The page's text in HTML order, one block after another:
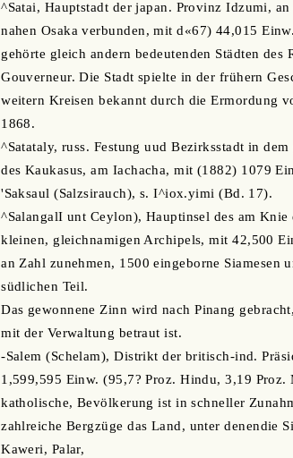
^Satai, Hauptstadt der japan. Provinz Idzumi,
nahen Osaka verbunden, mit d«67) 44,015
gehörte gleich andern bedeutenden Städten
Gouverneur. Die Stadt spielte in der frühern
weitern Kreisen bekannt durch die Ermordung
1868.
^Satataly, russ. Festung uud Bezirksstadt in
des Kaukasus, am Iachacha, mit (1882) 1079
'Saksaul (Salzsirauch), s. I^iox.yimi (Bd. 17).
^SalangalI unt Ceylon), Hauptinsel des am
kleinen, gleichnamigen Archipels, mit 42,500
an Zahl zunehmen, 1500 eingeborne
südlichen Teil.
Das gewonnene Zinn wird nach Pinang
mit der Verwaltung betraut ist.
-Salem (Schelam), Distrikt der britisch-ind.
1,599,595 Einw. (95,7? Proz. Hindu, 3,19
katholische, Bevölkerung ist in schneller
zahlreiche Bergzüge das Land, unter denendie
Kaweri, Palar,